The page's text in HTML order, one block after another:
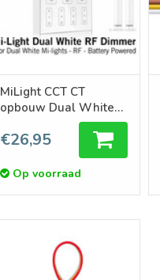
MiLight CCT CT
opbouw Dual White
RF Touch Dimmer,
AAA batterij
€26,95
Op voorraad